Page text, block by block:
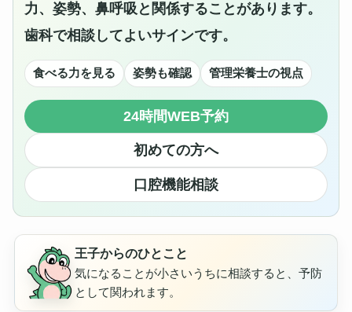
力、姿勢、鼻呼吸と関係することがあります。
歯科で相談してよいサインです。
食べる力を見る 姿勢も確認 管理栄養士の視点
24時間WEB予約
初めての方へ
口腔機能相談
王子からのひとこと
気になることが小さいうちに相談すると、予防
として関われます。